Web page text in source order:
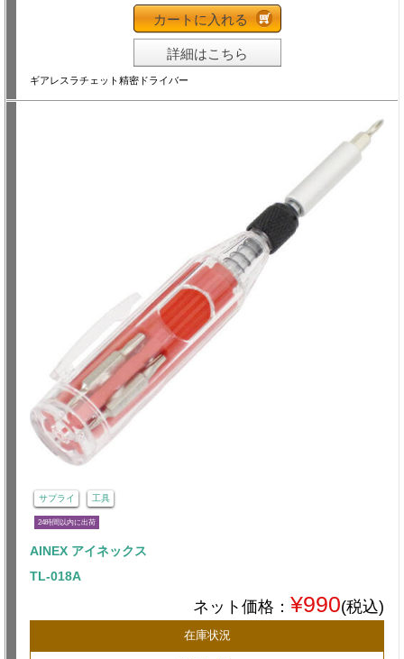
カートに入れる
詳細はこちら
ギアレスラチェット精密ドライバー
サプライ 工具
24時間以内に出荷
AINEX アイネックス
TL-018A
ネット価格： ¥990(税込)
在庫状況